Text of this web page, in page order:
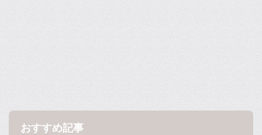
おすすめ記事